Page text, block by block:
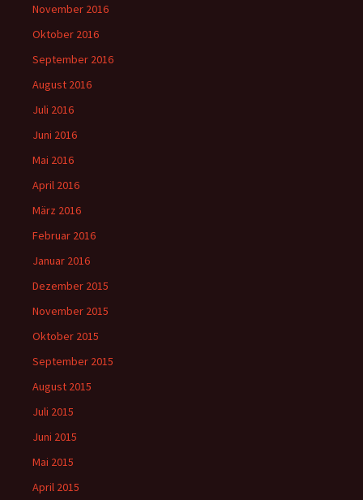
November 2016
Oktober 2016
September 2016
August 2016
Juli 2016
Juni 2016
Mai 2016
April 2016
März 2016
Februar 2016
Januar 2016
Dezember 2015
November 2015
Oktober 2015
September 2015
August 2015
Juli 2015
Juni 2015
Mai 2015
April 2015